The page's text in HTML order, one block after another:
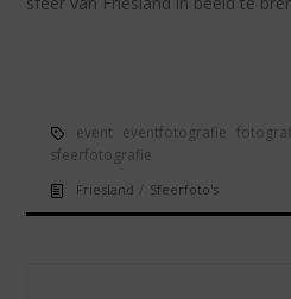
event eventfotografie
sfeerfotografie
Friesland / Sfeerfoto's